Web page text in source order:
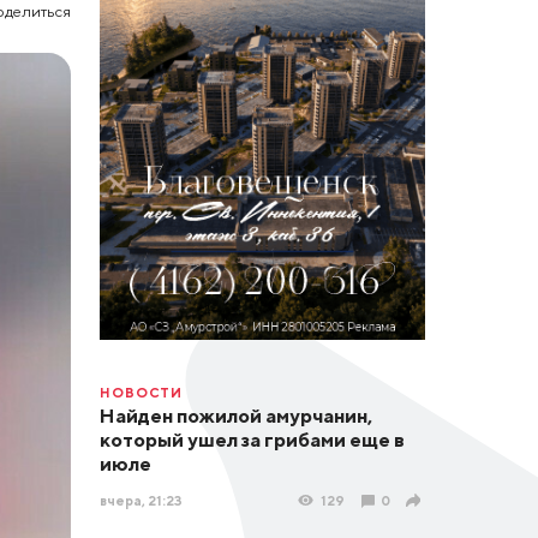
НОВОСТИ
Найден пожилой амурчанин,
который ушел за грибами еще в
июле
вчера, 21:23 129 0